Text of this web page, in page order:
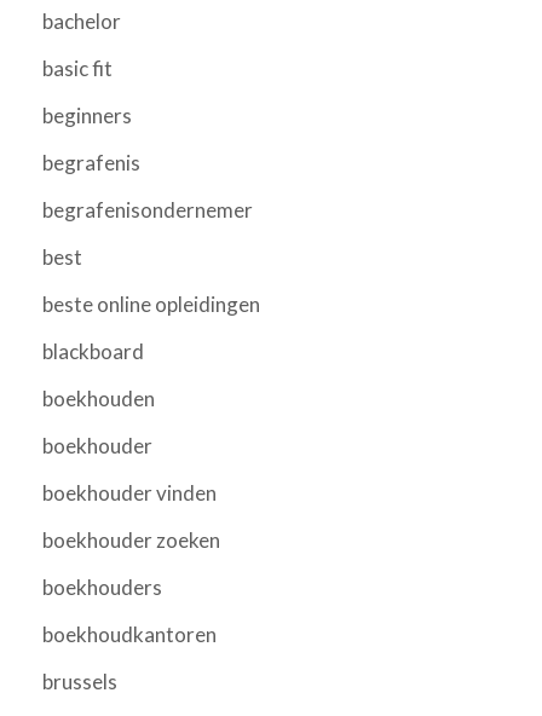
bachelor
basic fit
beginners
begrafenis
begrafenisondernemer
best
beste online opleidingen
blackboard
boekhouden
boekhouder
boekhouder vinden
boekhouder zoeken
boekhouders
boekhoudkantoren
brussels